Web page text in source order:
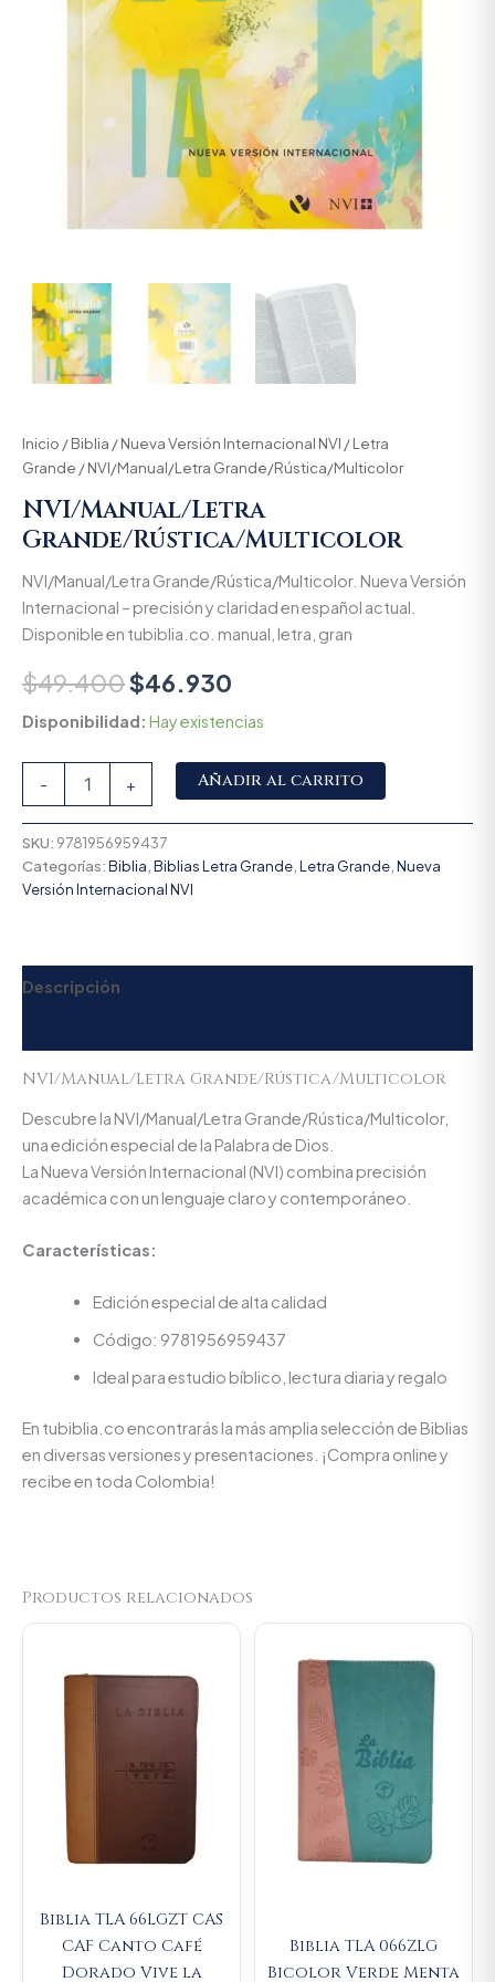
Inicio /Biblia /Nueva Versión Internacional NVI /Letra
Grande / NVI/Manual/Letra Grande/Rústica/Multicolor
NVI/Manual/Letra
Grande/Rústica/Multicolor
NVI/Manual/Letra Grande/Rústica/Multicolor. Nueva Versión
Internacional – precisión y claridad en español actual.
Disponible en tubiblia.co. manual, letra, gran
$49.400$46.930
Disponibilidad: Hay existencias
- + Añadir al carrito
SKU: 9781956959437
Categorías:Biblia Biblias Letra Grande Letra Grande Nueva
Versión Internacional NVI
Descripción
NVI/Manual/Letra Grande/Rústica/Multicolor
Descubre la NVI/Manual/Letra Grande/Rústica/Multicolor,
una edición especial de la Palabra de Dios.
La Nueva Versión Internacional (NVI) combina precisión
académica con un lenguaje claro y contemporáneo.
Características:
Edición especial de alta calidad
Código: 9781956959437
Ideal para estudio bíblico, lectura diaria y regalo
En tubiblia.co encontrarás la más amplia selección de Biblias
en diversas versiones y presentaciones. ¡Compra online y
recibe en toda Colombia!
Productos relacionados
Biblia TLA 66LGZT CAS
CAF Canto Café
Dorado Vive la
$117.000.
Current
$111.150.
Biblia TLA 066ZLG
Bicolor Verde Menta
was:
$106.000.
Current